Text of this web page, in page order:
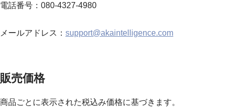
電話番号：080-4327-4980
メールアドレス： support@akaintelligence.com
販売価格
商品ごとに表示された税込み価格に基づきます。